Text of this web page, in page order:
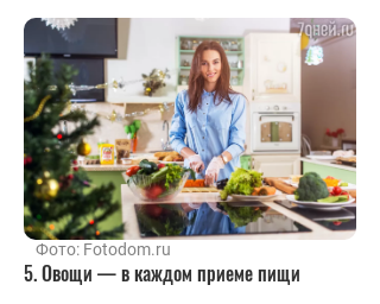
Фото: Fotodom.ru
5. Овощи — в каждом приеме пищи